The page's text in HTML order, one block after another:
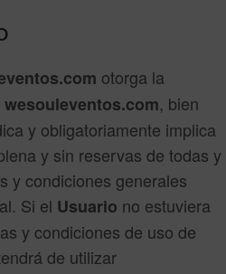
otorga la
wesouleventos.com, bien
y obligatoriamente implica
y sin reservas de todas y
y condiciones generales
Si el Usuario no estuviera
y condiciones de uso de
de utilizar